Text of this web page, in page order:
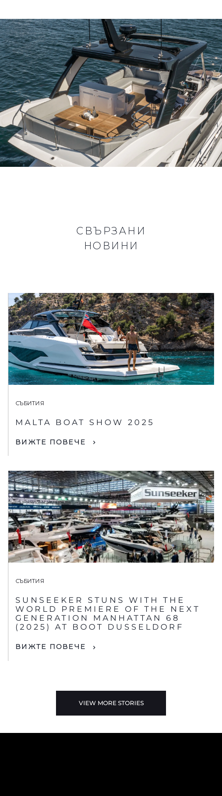
СВЪРЗАНИ
НОВИНИ
СЪБИТИЯ
MALTA BOAT SHOW 2025
ВИЖТЕ ПОВЕЧЕ
СЪБИТИЯ
SUNSEEKER STUNS WITH THE
WORLD PREMIERE OF THE NEXT
GENERATION MANHATTAN 68
(2025) AT BOOT DUSSELDORF
ВИЖТЕ ПОВЕЧЕ
VIEW MORE STORIES